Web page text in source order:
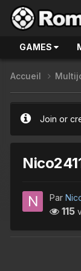
GAMES
Accueil
Join or
Par
115